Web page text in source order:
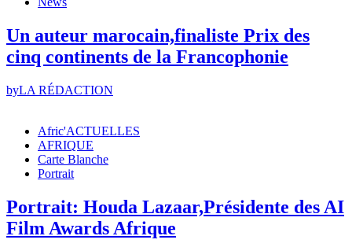
Un auteur marocain,finaliste Prix des
cinq continents de la Francophonie
byLA RÉDACTION
Afric'ACTUELLES
AFRIQUE
Carte Blanche
Portrait
Portrait: Houda Lazaar,Présidente des AI
Film Awards Afrique